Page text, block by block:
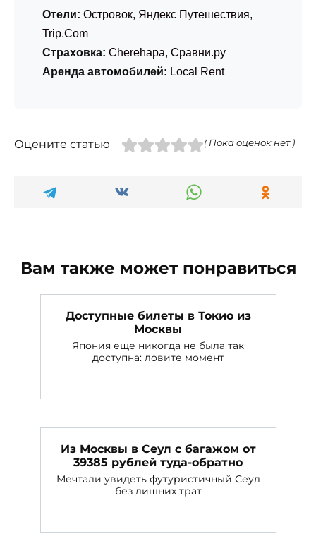
Отели: Островок, Яндекс Путешествия,
Trip.Com
Страховка: Cherehapa, Сравни.ру
Аренда автомобилей: Local Rent
Оцените статью ( Пока оценок нет )
Вам также может понравиться
Доступные билеты в Токио из
Москвы
Япония еще никогда не была так
доступна: ловите момент
Из Москвы в Сеул с багажом от
39385 рублей туда-обратно
Мечтали увидеть футуристичный Сеул
без лишних трат